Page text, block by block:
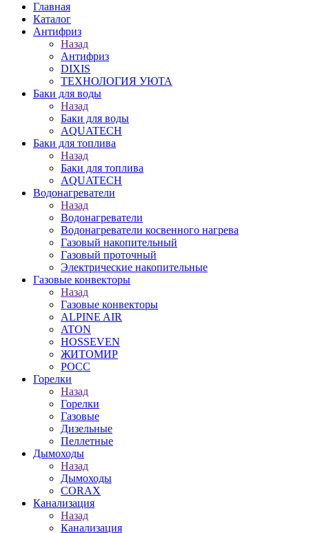
Главная
Каталог
Антифриз
Назад
Антифриз
DIXIS
ТЕХНОЛОГИЯ УЮТА
Баки для воды
Назад
Баки для воды
AQUATECH
Баки для топлива
Назад
Баки для топлива
AQUATECH
Водонагреватели
Назад
Водонагреватели
Водонагреватели косвенного нагрева
Газовый накопительный
Газовый проточный
Электрические накопительные
Газовые конвекторы
Назад
Газовые конвекторы
ALPINE AIR
ATON
HOSSEVEN
ЖИТОМИР
РОСС
Горелки
Назад
Горелки
Газовые
Дизельные
Пеллетные
Дымоходы
Назад
Дымоходы
CORAX
Канализация
Назад
Канализация